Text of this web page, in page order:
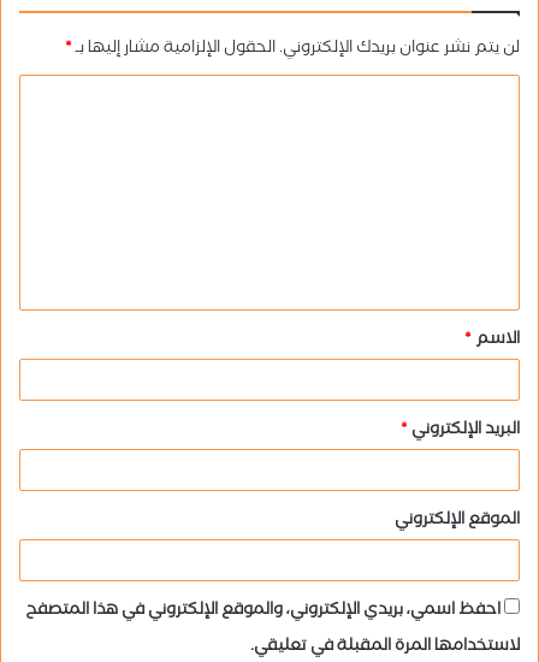
لن يتم نشر عنوان بريدك الإلكتروني.الحقول الإلزامية مشار إليها بـ*
ق
*
الاسم*
البريد الإلكتروني*
الموقع الإلكتروني
احفظ اسمي، بريدي الإلكتروني، والموقع الإلكتروني في هذا المتصفح
لاستخدامها المرة المقبلة في تعليقي.